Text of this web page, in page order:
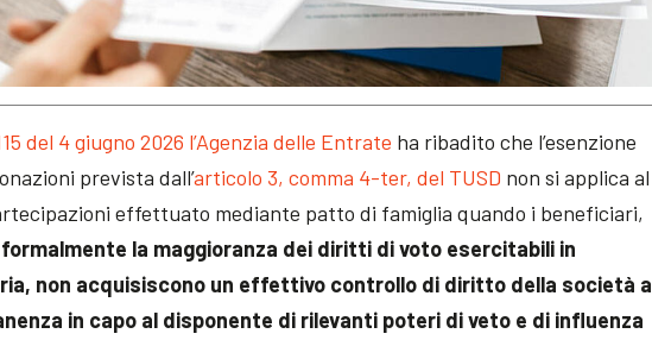
del 4 giugno 2026 l’Agenzia delle Entrate ha ribadito che l’esenzione
prevista dall’articolo 3, comma 4-ter, del TUSD non si applica al
effettuato mediante patto di famiglia quando i beneficiari,
la maggioranza dei diritti di voto esercitabili in
non acquisiscono un effettivo controllo di diritto della società a
in capo al disponente di rilevanti poteri di veto e di influenza